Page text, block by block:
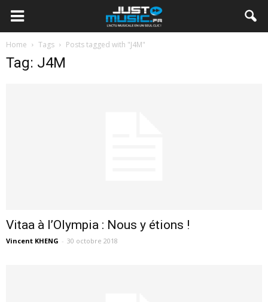
Home Tags Posts tagged with "J4M"
Tag: J4M
Vitaa à l’Olympia : Nous y étions !
Vincent KHENG - 30 octobre 2018